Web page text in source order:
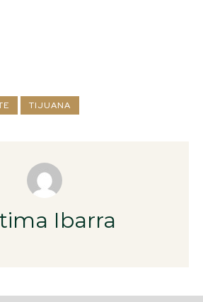
TIJUANA
Ibarra